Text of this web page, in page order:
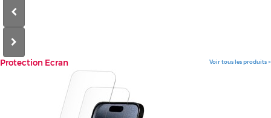
Voir tous les produits >
Protection Ecran